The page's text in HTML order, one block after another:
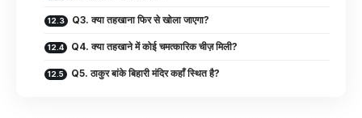
Q3. क्या तहखाना फिर से खोला जाएगा?
Q4. क्या तहखाने में कोई चमत्कारिक चीज़ मिली?
Q5. ठाकुर बांके बिहारी मंदिर कहाँ स्थित है?